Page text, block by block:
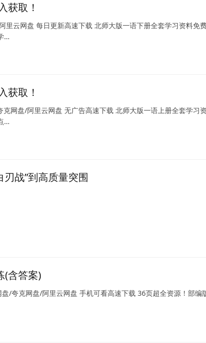
获取！
云网盘 每日更新高速下载 北师大版一语下册全套学习资料免
…
获取！
网盘/阿里云网盘 无广告高速下载 北师大版一语上册全套学习
…
刃战”到高质量突围
(含答案)
/夸克网盘/阿里云网盘 手机可看高速下载 36页超全资源！部编